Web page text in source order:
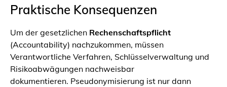
Praktische Konsequenzen
Um der gesetzlichen Rechenschaftspflicht
(Accountability) nachzukommen, müssen
Verantwortliche Verfahren, Schlüsselverwaltung und
Risikoabwägungen nachweisbar
dokumentieren. Pseudonymisierung ist nur dann